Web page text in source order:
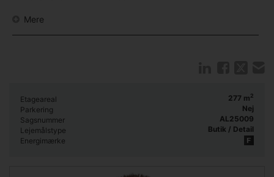
Vestergade 14 udbydes nu til leje, da tidligere lejer Kop & Kande er
udviklingsmuligheder, herunder et stort butikslokale, som en lejer kan
Mere
Etageareal 277 m2
Parkering
Nej
Sagsnummer
AL25009
Lejemålstype
Butik / Detail
Energimærke